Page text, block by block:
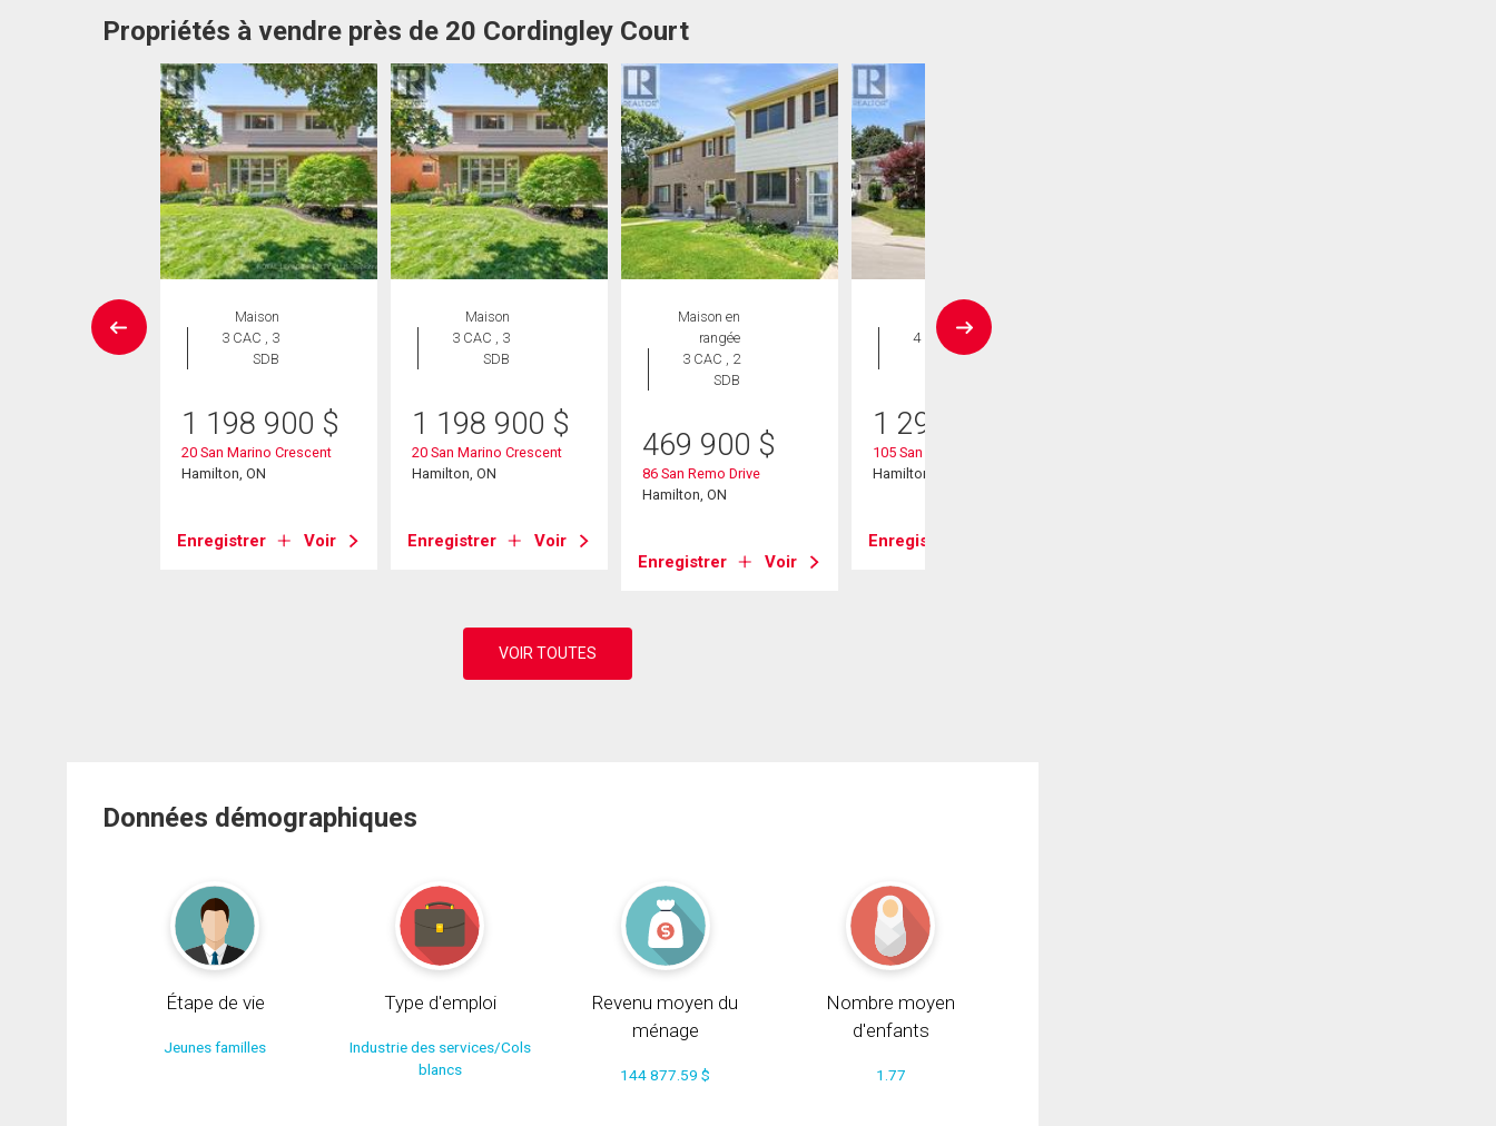
Propriétés à vendre près de 20 Cordingley Court
Maison
3 CAC , 3
SDB
1 198 900 $
20 San Marino Crescent
Hamilton, ON
Enregistrer Voir
Maison
3 CAC , 3
SDB
1 198 900 $
20 San Marino Crescent
Hamilton, ON
Enregistrer Voir
Maison en
rangée
3 CAC , 2
SDB
469 900 $
86 San Remo Drive
Hamilton, ON
Enregistrer Voir
Maison
4 CAC , 4
SDB
1 295 000
105 San Fernando Drive
Hamilton, ON
Enregistrer
Données démographiques
Étape de vie
Jeunes familles
Type d'emploi
Industrie des services/Cols
blancs
Revenu moyen du
ménage
144 877.59 $
Nombre moyen
d'enfants
1.77